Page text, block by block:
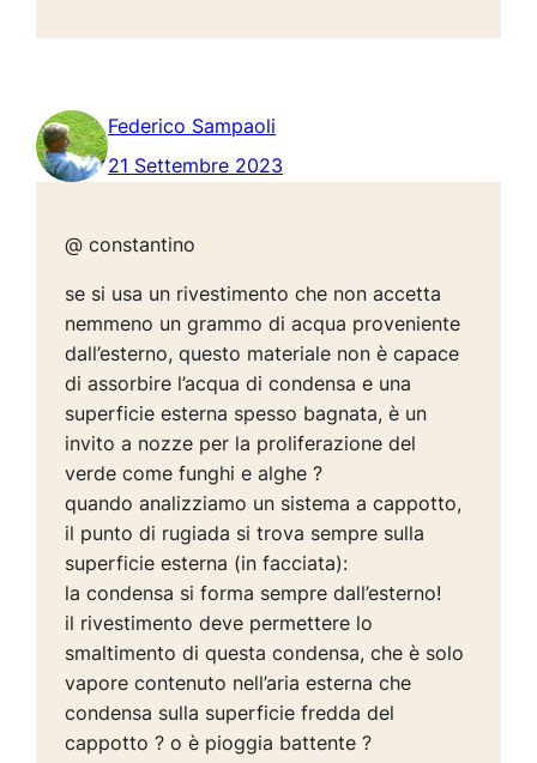
Federico Sampaoli
21 Settembre 2023
@ constantino
se si usa un rivestimento che non accetta
nemmeno un grammo di acqua proveniente
dall’esterno, questo materiale non è capace
di assorbire l’acqua di condensa e una
superficie esterna spesso bagnata, è un
invito a nozze per la proliferazione del
verde come funghi e alghe ?
quando analizziamo un sistema a cappotto,
il punto di rugiada si trova sempre sulla
superficie esterna (in facciata):
la condensa si forma sempre dall’esterno!
il rivestimento deve permettere lo
smaltimento di questa condensa, che è solo
vapore contenuto nell’aria esterna che
condensa sulla superficie fredda del
cappotto ? o è pioggia battente ?